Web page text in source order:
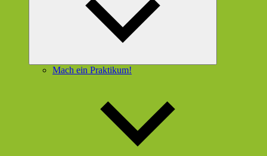
Mach ein Praktikum!